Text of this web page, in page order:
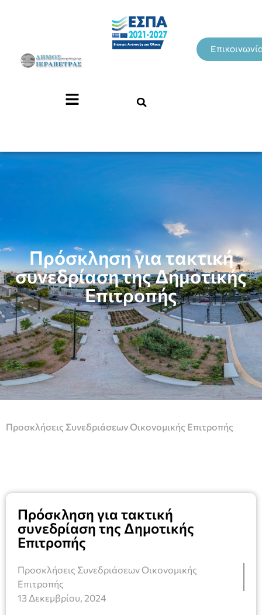
Πρόσκληση για τακτική
συνεδρίαση της Δημοτικής
Επιτροπής
Προσκλήσεις Συνεδριάσεων Οικονομικής Επιτροπής
Πρόσκληση για τακτική
συνεδρίαση της Δημοτικής
Επιτροπής
Προσκλήσεις Συνεδριάσεων Οικονομικής
Επιτροπής
13 Δεκεμβρίου, 2024